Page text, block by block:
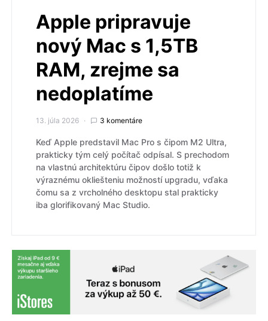
Apple pripravuje
nový Mac s 1,5TB
RAM, zrejme sa
nedoplatíme
13. júla 2026 3 komentáre
Keď Apple predstavil Mac Pro s čipom M2 Ultra,
prakticky tým celý počítač odpísal. S prechodom
na vlastnú architektúru čipov došlo totiž k
výraznému okliešteniu možností upgradu, vďaka
čomu sa z vrcholného desktopu stal prakticky
iba glorifikovaný Mac Studio.